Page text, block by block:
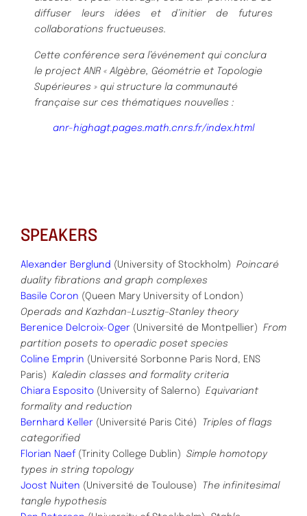
diffuser leurs idées et d’initier de futures
collaborations fructueuses.
Cette conférence sera l’événement qui conclura
le project ANR « Algèbre, Géométrie et Topologie
Supérieures » qui structure la communauté
française sur ces thématiques nouvelles :
anr-highagt.pages.math.cnrs.fr/index.html
SPEAKERS
Alexander Berglund (University of Stockholm)
Poincaré
duality fibrations and graph complexes
Basile Coron (Queen Mary University of London)
Operads and Kazhdan–Lusztig–Stanley theory
Berenice Delcroix-Oger (Université de Montpellier) From
partition posets to operadic poset species
Coline Emprin (Université Sorbonne Paris Nord, ENS
Paris) Kaledin classes and formality criteria
Chiara Esposito (University of Salerno) Equivariant
formality and reduction
Bernhard Keller (Université Paris Cité)
Triples of flags
categorified
Florian Naef (Trinity College Dublin) Simple homotopy
types in string topology
Joost Nuiten (Université de Toulouse)
The infinitesimal
tangle hypothesis